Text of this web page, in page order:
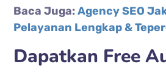
Baca Juga:Agency SEO
Pelayanan Lengkap &
Dapatkan Free